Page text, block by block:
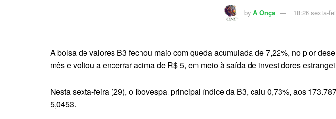
by A Onça 18:26 sexta-
A bolsa de valores B3 fechou maio com queda acumulada de 7,22%, no pior
mês e voltou a encerrar acima de R$ 5, em meio à saída de investidores
Nesta sexta-feira (29), o Ibovespa, principal índice da B3, caiu 0,73%, aos
5,0453.